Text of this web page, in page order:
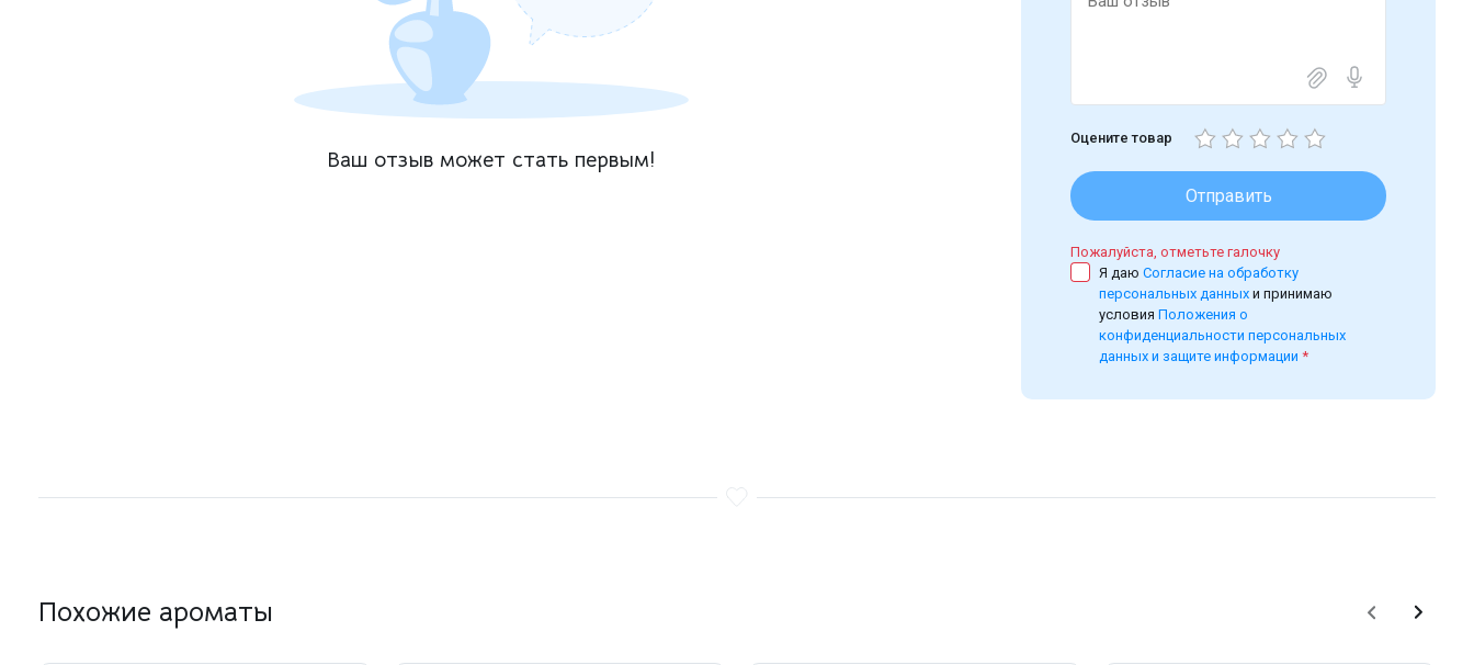
Ваш отзыв может стать первым!
Оцените товар
Отправить
Пожалуйста, отметьте галочку
Я даюСогласие на обработку
персональных данныхи принимаю
условияПоложения о
конфиденциальности персональных
данных и защите информации *
Похожие ароматы